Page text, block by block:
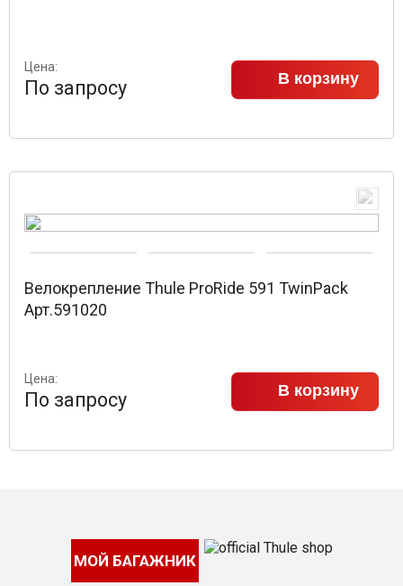
Цена:
По запросу В корзину
Велокрепление Thule ProRide 591 TwinPack
Арт.591020
Цена:
По запросу В корзину
МОЙ БАГАЖНИК